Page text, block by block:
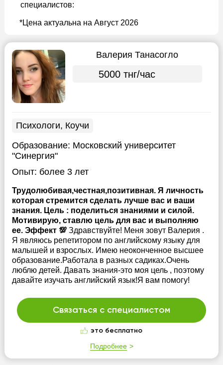
специалистов:
*Цена актуальна на Август 2026
Валерия Танасогло
5000 тнг/час
Психологи, Коучи
Образование: Московский университет
"Синергия"
Опыт: более 3 лет
Трудолюбивая,честная,позитивная. Я личность
которая стремится сделать лучше вас и ваши
знания. Цель : поделиться знаниями и силой.
Мотивирую, ставлю цель для вас и выполняю
ее. Эффект 💯 Здравствуйте! Меня зовут Валерия .
Я являюсь репетитором по английскому языку для
малышей и взрослых. Имею неоконченное высшее
образование.Работала в разных садиках.Очень
люблю детей. Давать знания-это моя цель , поэтому
давайте изучать английский язык!Я вам помогу!
Связаться с специалистом
это бесплатно
Подробнее